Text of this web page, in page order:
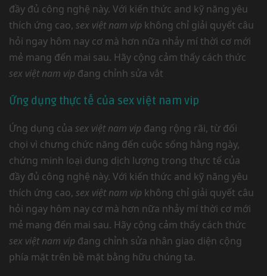
đầy đủ công nghệ này. Với kiến thức and kỹ năng yêu
thích ứng cao, sex việt nam vip không chỉ giải quyết câu
hỏi ngay hôm nay cơ mà hơn nữa nhảy mí thời cơ mới
mẻ mang đến mai sau. Hãy cộng cảm thấy cách thức
sex việt nam vip đang chỉnh sửa vắt
Ứng dụng thực tế của sex việt nam vip
Ứng dụng của sex việt nam vip đang rộng rãi, từ đối
chọi vì chưng chức năng đến cuộc sống hằng ngày,
chứng minh loại dung dịch lượng trong thực tế của
đầy đủ công nghệ này. Với kiến thức and kỹ năng yêu
thích ứng cao, sex việt nam vip không chỉ giải quyết câu
hỏi ngay hôm nay cơ mà hơn nữa nhảy mí thời cơ mới
mẻ mang đến mai sau. Hãy cộng cảm thấy cách thức
sex việt nam vip đang chỉnh sửa nhân giao diện cộng
phía mặt trên bề mặt bằng hữu chúng ta.